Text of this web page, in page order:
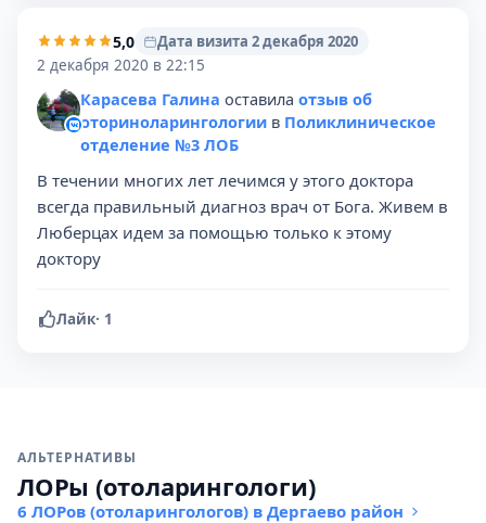
5,0
Дата визита 2 декабря 2020
2 декабря 2020 в 22:15
Карасева Галина оставила отзыв об
оториноларингологии в Поликлиническое
отделение №3 ЛОБ
В течении многих лет лечимся у этого доктора
всегда правильный диагноз врач от Бога. Живем в
Люберцах идем за помощью только к этому
доктору
Лайк· 1
АЛЬТЕРНАТИВЫ
ЛОРы (отоларингологи)
6 ЛОРов (отоларингологов) в Дергаево район